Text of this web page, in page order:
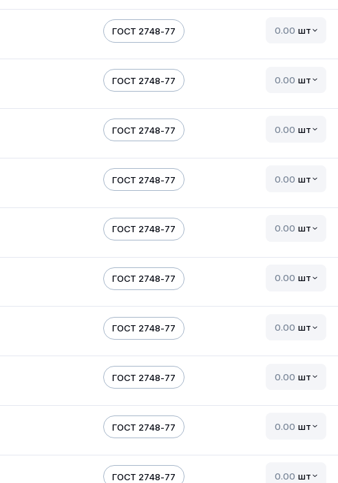
ГОСТ 2748-77 шт
ГОСТ 2748-77 шт
ГОСТ 2748-77 шт
ГОСТ 2748-77 шт
ГОСТ 2748-77 шт
ГОСТ 2748-77 шт
ГОСТ 2748-77 шт
ГОСТ 2748-77 шт
ГОСТ 2748-77 шт
ГОСТ 2748-77 шт